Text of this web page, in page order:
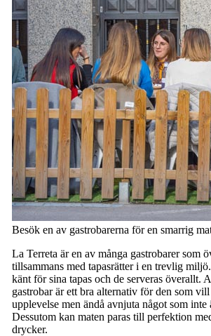
Besök en av gastrobarerna för en smarrig
La Terreta är en av många gastrobarer som
tillsammans med tapasrätter i en trevlig
känt för sina tapas och de serveras överallt.
gastrobar är ett bra alternativ för den som
upplevelse men ändå avnjuta något som inte
Dessutom kan maten paras till perfektion
drycker.